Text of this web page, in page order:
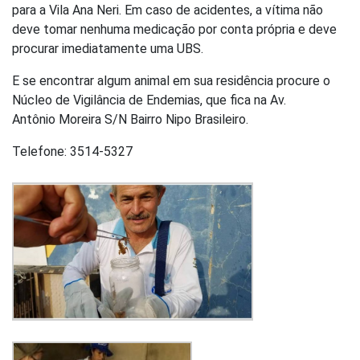
para a Vila Ana Neri. Em caso de acidentes, a vítima não
deve tomar nenhuma medicação por conta própria e deve
procurar imediatamente uma UBS.
E se encontrar algum animal em sua residência procure o
Núcleo de Vigilância de Endemias, que fica na Av.
Antônio Moreira S/N Bairro Nipo Brasileiro.
Telefone: 3514-5327